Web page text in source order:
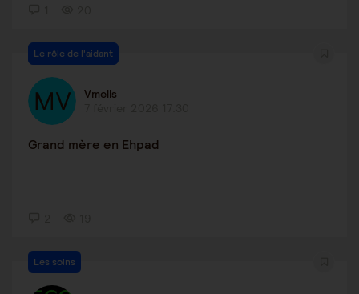
Le rôle de l'aidant
Vmells
Grand mère en Ehpad
Les soins